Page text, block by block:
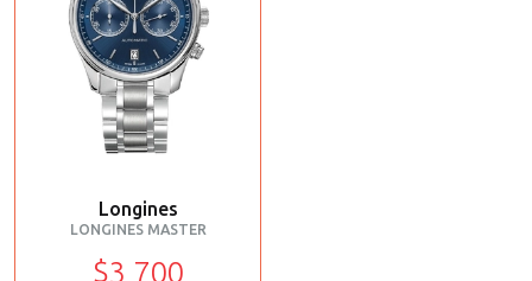
Longines
LONGINES MASTER
$3 700